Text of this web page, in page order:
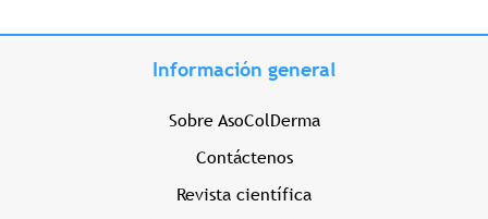
Información general
Sobre AsoColDerma
Contáctenos
Revista científica